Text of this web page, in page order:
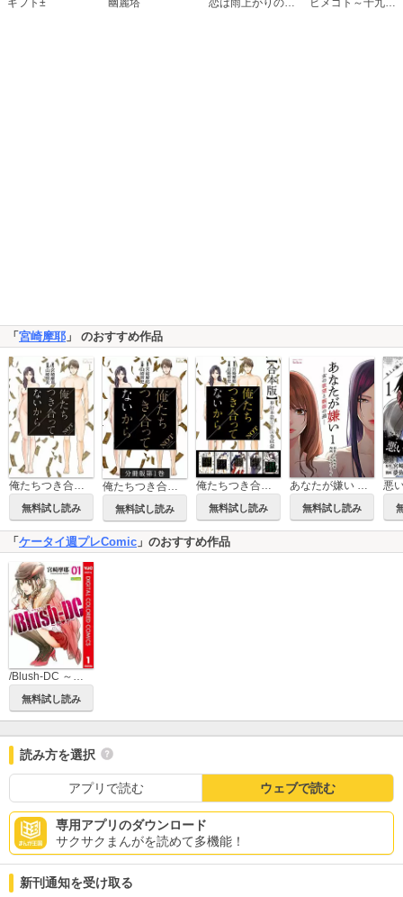
ギフト± 幽麗塔 恋は雨上がりのように ヒメゴト～十九歳の制服～
「 宮崎摩耶 」 のおすすめ作品
俺たちつき合ってないから
無料試し読み
俺たちつき合ってないから 分冊版
無料試し読み
俺たちつき合ってないから 合本版
無料試し読み
あなたが嫌い ～女の欲望と嫉妬の渦～
無料試し読み
悪
「 ケータイ週プレComic 」のおすすめ作品
/Blush-DC ～秘・蜜～ カラー版
無料試し読み
読み方を選択
アプリで読む ウェブで読む
専用アプリのダウンロード
サクサクまんがを読めて多機能！
新刊通知を受け取る